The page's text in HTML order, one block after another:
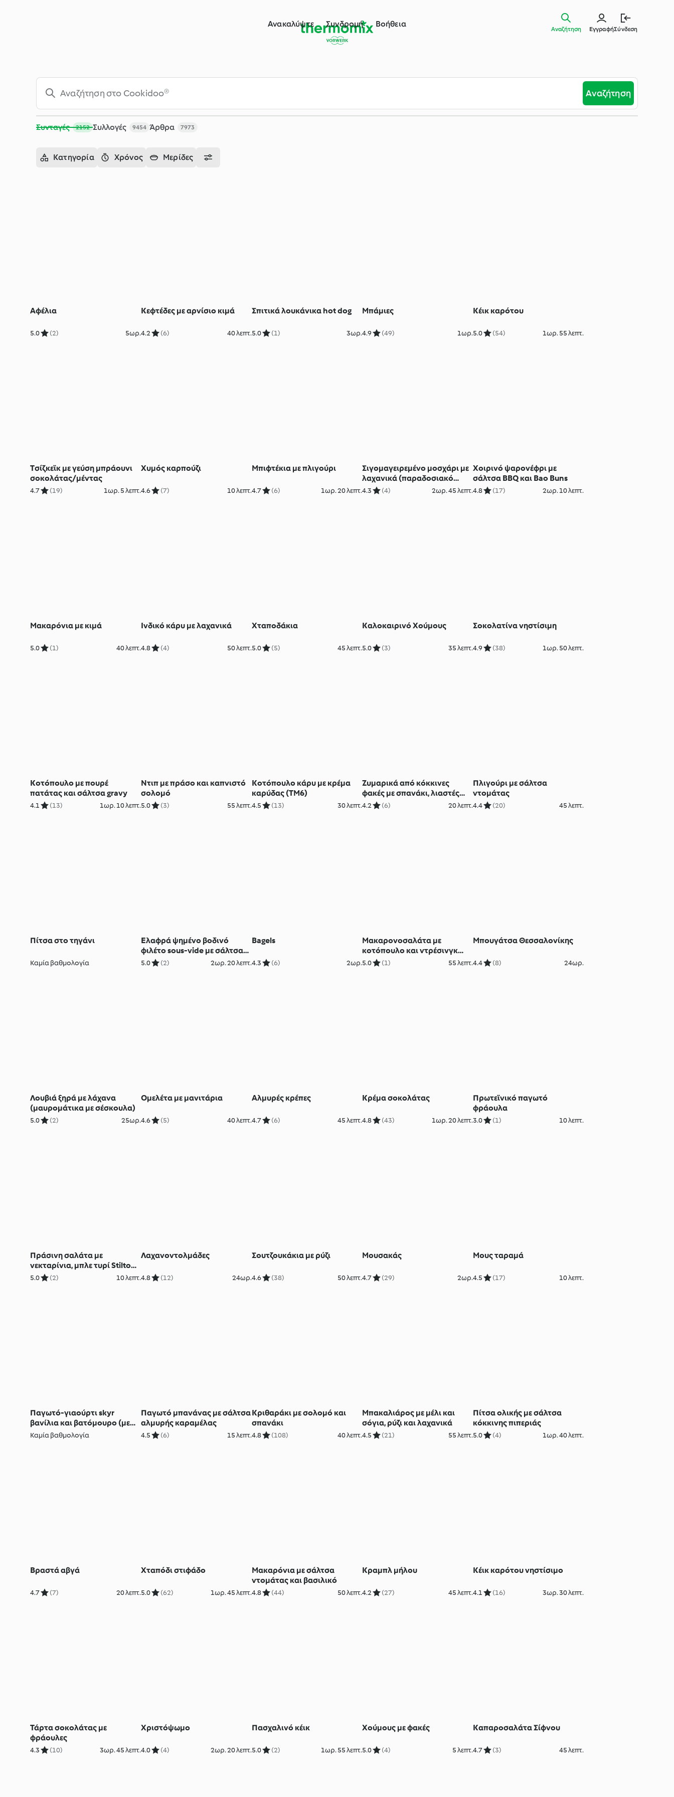
Ανακαλύψτε Συνδρομή Βοήθεια
ΕγγραφήΣύνδεση
Αναζήτηση
Αναζήτηση
Συνταγές 2152 Συλλογές 9454 Άρθρα 7973
Κατηγορία Χρόνος Μερίδες
Αφέλια
5.0 (2) 5ωρ.
Κεφτέδες με αρνίσιο κιμά
4.2 (6) 40 λεπτ.
Σπιτικά λουκάνικα hot dog
5.0 (1) 3ωρ.
Μπάμιες
4.9 (49) 1ωρ.
Κέικ καρότου
5.0 (54) 1ωρ. 55 λεπτ.
Tσίζκεϊκ με γεύση μπράουνι
σοκολάτας/μέντας
4.7 (19) 1ωρ. 5 λεπτ.
Χυμός καρπούζι
4.6 (7) 10 λεπτ.
Μπιφτέκια με πλιγούρι
4.7 (6) 1ωρ. 20 λεπτ.
Σιγομαγειρεμένο μοσχάρι με
λαχανικά (παραδοσιακό
πιάτο από τις Αστούριες)
4.3 (4) 2ωρ. 45 λεπτ.
Χοιρινό ψαρονέφρι με
σάλτσα BBQ και Bao Buns
4.8 (17) 2ωρ. 10 λεπτ.
Μακαρόνια με κιμά
5.0 (1) 40 λεπτ.
Ινδικό κάρυ με λαχανικά
4.8 (4) 50 λεπτ.
Χταποδάκια
5.0 (5) 45 λεπτ.
Καλοκαιρινό Χούμους
5.0 (3) 35 λεπτ.
Σοκολατίνα νηστίσιμη
4.9 (38) 1ωρ. 50 λεπτ.
Κοτόπουλο με πουρέ
πατάτας και σάλτσα gravy
4.1 (13) 1ωρ. 10 λεπτ.
Ντιπ με πράσο και καπνιστό
σολομό
5.0 (3) 55 λεπτ.
Κοτόπουλο κάρυ με κρέμα
καρύδας (TM6)
4.5 (13) 30 λεπτ.
Ζυμαρικά από κόκκινες
φακές με σπανάκι, λιαστές
ντομάτες και καρύδια
4.2 (6) 20 λεπτ.
Πλιγούρι με σάλτσα
ντομάτας
4.4 (20) 45 λεπτ.
Πίτσα στο τηγάνι
Καμία βαθμολογία
Ελαφρά ψημένο βοδινό
φιλέτο sous-vide με σάλτσα
μπεαρνέζ
5.0 (2) 2ωρ. 20 λεπτ.
Bagels
4.3 (6) 2ωρ.
Μακαρονοσαλάτα με
κοτόπουλο και ντρέσινγκ
του Καίσαρα
5.0 (1) 55 λεπτ.
Μπουγάτσα Θεσσαλονίκης
4.4 (8) 24ωρ.
Λουβιά ξηρά με λάχανα
(μαυρομάτικα με σέσκουλα)
5.0 (2) 25ωρ.
Ομελέτα με μανιτάρια
4.6 (5) 40 λεπτ.
Αλμυρές κρέπες
4.7 (6) 45 λεπτ.
Κρέμα σοκολάτας
4.8 (43) 1ωρ. 20 λεπτ.
Πρωτεϊνικό παγωτό
φράουλα
3.0 (1) 10 λεπτ.
Πράσινη σαλάτα με
νεκταρίνια, μπλε τυρί Stilton
και καρύδια
5.0 (2) 10 λεπτ.
Λαχανοντολμάδες
4.8 (12) 24ωρ.
Σουτζουκάκια με ρύζι
4.6 (38) 50 λεπτ.
Μουσακάς
4.7 (29) 2ωρ.
Μους ταραμά
4.5 (17) 10 λεπτ.
Παγωτό-γιαούρτι skyr
βανίλια και βατόμουρο (με
χαμηλά λιπαρά)
Καμία βαθμολογία
Παγωτό μπανάνας με σάλτσα
αλμυρής καραμέλας
4.5 (6) 15 λεπτ.
Κριθαράκι με σολομό και
σπανάκι
4.8 (108) 40 λεπτ.
Μπακαλιάρος με μέλι και
σόγια, ρύζι και λαχανικά
4.5 (21) 55 λεπτ.
Πίτσα ολικής με σάλτσα
κόκκινης πιπεριάς
5.0 (4) 1ωρ. 40 λεπτ.
Βραστά αβγά
4.7 (7) 20 λεπτ.
Χταπόδι στιφάδο
5.0 (62) 1ωρ. 45 λεπτ.
Μακαρόνια με σάλτσα
ντομάτας και βασιλικό
4.8 (44) 50 λεπτ.
Κραμπλ μήλου
4.2 (27) 45 λεπτ.
Κέικ καρότου νηστίσιμο
4.1 (16) 3ωρ. 30 λεπτ.
Τάρτα σοκολάτας με
φράουλες
4.3 (10) 3ωρ. 45 λεπτ.
Χριστόψωμο
4.0 (4) 2ωρ. 20 λεπτ.
Πασχαλινό κέικ
5.0 (2) 1ωρ. 55 λεπτ.
Χούμους με φακές
5.0 (4) 5 λεπτ.
Καπαροσαλάτα Σίφνου
4.7 (3) 45 λεπτ.